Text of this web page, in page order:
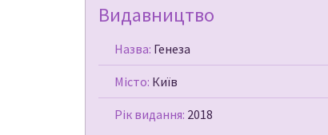
Видавництво
Назва: Генеза
Місто: Київ
Рік видання: 2018